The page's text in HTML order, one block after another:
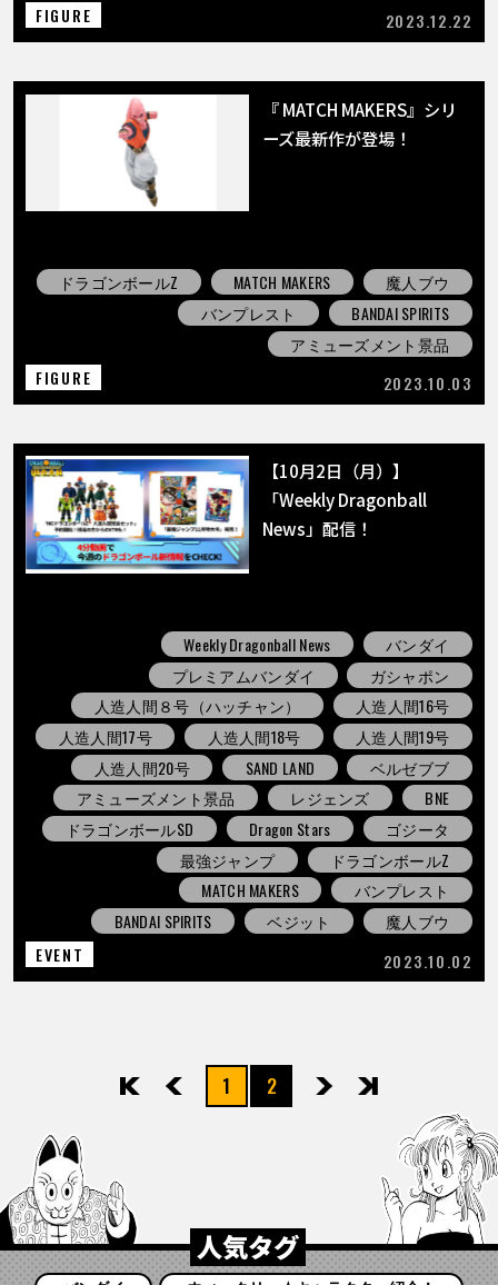
FIGURE
2023.12.22
『 MATCH MAKERS』シリ
ーズ最新作が登場！
ドラゴンボールZ MATCH MAKERS
魔人ブウ
バンプレスト
BANDAI SPIRITS
アミューズメント景品
FIGURE
2023.10.03
【10月2日（月）】
「Weekly Dragonball
News」配信！
Weekly Dragonball News
バンダイ
プレミアムバンダイ
ガシャポン
人造人間８号（ハッチャン）
人造人間16号
人造人間17号
人造人間18号
人造人間19号
人造人間20号
SAND LAND
ベルゼブブ
アミューズメント景品
レジェンズ
BNE
ドラゴンボールSD
Dragon Stars
ゴジータ
最強ジャンプ
ドラゴンボールZ
MATCH MAKERS
バンプレスト
BANDAI SPIRITS
ベジット
魔人ブウ
EVENT
2023.10.02
先頭 前へ1 2 次へ最後
人気タグ